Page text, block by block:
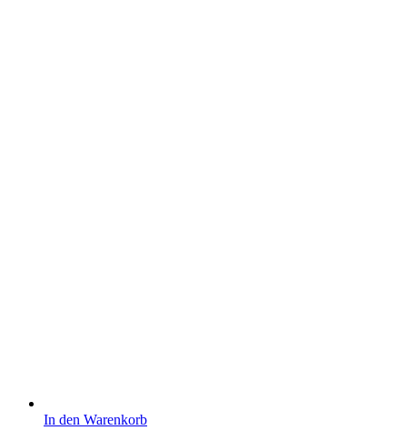
In den Warenkorb